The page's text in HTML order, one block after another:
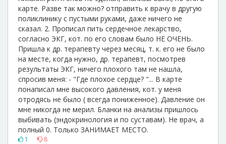
карте. Разве так можно? отправить к врачу в другую
поликлинику с пустыми руками, даже ничего не
сказал. 2. Прописал пить сердечное лекарство,
согласно ЭКГ, кот. по его словам было НЕ ОЧЕНЬ.
Пришла к др. терапевту через месяц, т. к. его не было
на месте, когда нужно, др. терапевт, посмотрев
результаты ЭКГ, ничего плохого там не нашла,
спросив меня: - "Где плохое сердце? "... В карте
понаписал мне высокого давления, кот. у меня
отродясь не было ( всегда пониженное). Давление он
мне никогда не мерил. Бланки на анализы пришлось
выбивать (эндокринология и по суставам). Не врач, а
полный 0. Только ЗАНИМАЕТ МЕСТО.
1 8